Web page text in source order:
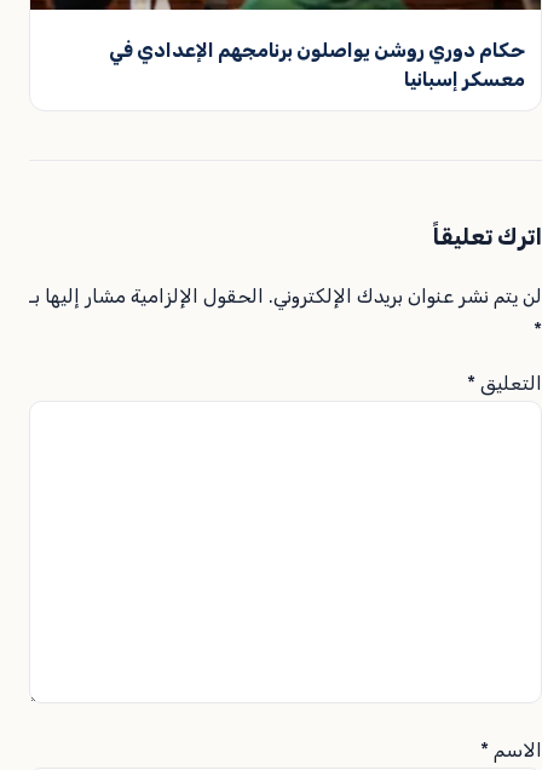
حكام دوري روشن يواصلون برنامجهم الإعدادي في
معسكر إسبانيا
اترك تعليقاً
لن يتم نشر عنوان بريدك الإلكتروني. الحقول الإلزامية مشار إليها بـ
*
التعليق *
الاسم *